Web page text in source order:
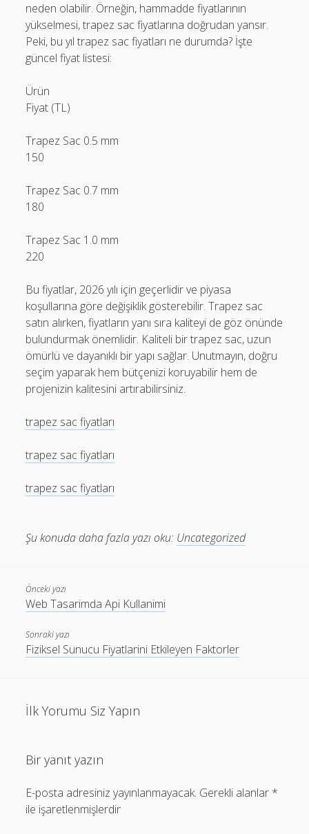
neden olabilir. Örneğin, hammadde fiyatlarının
yükselmesi, trapez sac fiyatlarına doğrudan yansır.
Peki, bu yıl trapez sac fiyatları ne durumda? İşte
güncel fiyat listesi:
Ürün
Fiyat (TL)
Trapez Sac 0.5 mm
150
Trapez Sac 0.7 mm
180
Trapez Sac 1.0 mm
220
Bu fiyatlar, 2026 yılı için geçerlidir ve piyasa
koşullarına göre değişiklik gösterebilir. Trapez sac
satın alırken, fiyatların yanı sıra kaliteyi de göz önünde
bulundurmak önemlidir. Kaliteli bir trapez sac, uzun
ömürlü ve dayanıklı bir yapı sağlar. Unutmayın, doğru
seçim yaparak hem bütçenizi koruyabilir hem de
projenizin kalitesini artırabilirsiniz.
trapez sac fiyatları
trapez sac fiyatları
trapez sac fiyatları
Şu konuda daha fazla yazı oku: Uncategorized
Önceki yazı
Web Tasarimda Api Kullanimi
Sonraki yazı
Fiziksel Sunucu Fiyatlarini Etkileyen Faktorler
İlk Yorumu Siz Yapın
Bir yanıt yazın
E-posta adresiniz yayınlanmayacak. Gerekli alanlar *
ile işaretlenmişlerdir